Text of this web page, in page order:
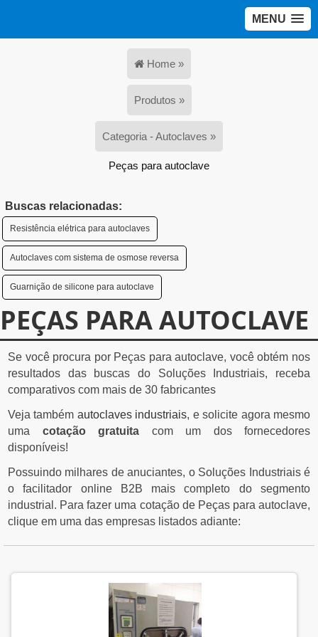
MENU
Home »
Produtos »
Categoria - Autoclaves »
Peças para autoclave
Buscas relacionadas:
Resistência elétrica para autoclaves
Autoclaves com sistema de osmose reversa
Guarnição de silicone para autoclave
PEÇAS PARA AUTOCLAVE
Se você procura por Peças para autoclave, você obtém nos
resultados das buscas do Soluções Industriais, receba
comparativos com mais de 30 fabricantes
Veja também autoclaves industriais, e solicite agora mesmo
uma cotação gratuita com um dos fornecedores
disponíveis!
Possuindo milhares de anuciantes, o Soluções Industriais é
o facilitador online B2B mais completo do segmento
industrial. Para fazer uma cotação de Peças para autoclave,
clique em uma das empresas listados adiante: